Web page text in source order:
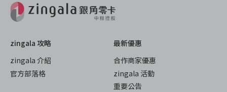
zingala 攻略
zingala 介紹
官方部落格
最新優惠
合作商家優惠
zingala 活動
重要公告